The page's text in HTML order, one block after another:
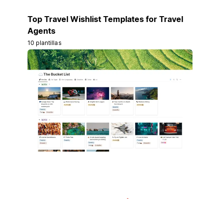
Top Travel Wishlist Templates for Travel
Agents
10 plantillas